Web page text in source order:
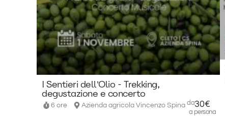
I Sentieri dell’Olio - Trekking,
degustazione e concerto
6 ore Azienda agricola Vincenzo Spina da30€
a persona